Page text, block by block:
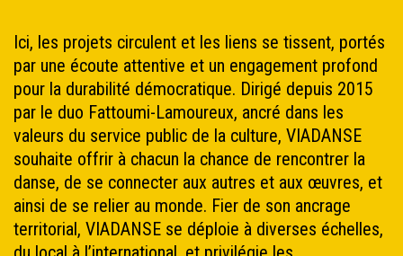
Ici, les projets circulent et les liens se tissent, portés
par une écoute attentive et un engagement profond
pour la durabilité démocratique. Dirigé depuis 2015
par le duo Fattoumi-Lamoureux, ancré dans les
valeurs du service public de la culture, VIADANSE
souhaite offrir à chacun la chance de rencontrer la
danse, de se connecter aux autres et aux œuvres, et
ainsi de se relier au monde. Fier de son ancrage
territorial, VIADANSE se déploie à diverses échelles,